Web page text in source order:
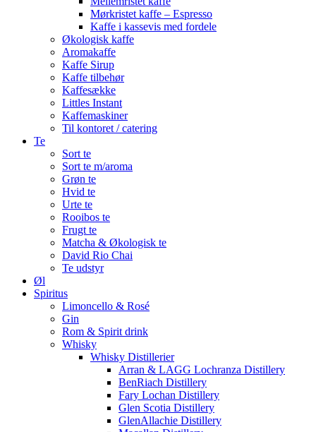
Mørkristet kaffe – Espresso
Kaffe i kassevis med fordele
Økologisk kaffe
Aromakaffe
Kaffe Sirup
Kaffe tilbehør
Kaffesække
Littles Instant
Kaffemaskiner
Til kontoret / catering
Te
Sort te
Sort te m/aroma
Grøn te
Hvid te
Urte te
Rooibos te
Frugt te
Matcha & Økologisk te
David Rio Chai
Te udstyr
Øl
Spiritus
Limoncello & Rosé
Gin
Rom & Spirit drink
Whisky
Whisky Distillerier
Arran & LAGG Lochranza Distillery
BenRiach Distillery
Fary Lochan Distillery
Glen Scotia Distillery
GlenAllachie Distillery